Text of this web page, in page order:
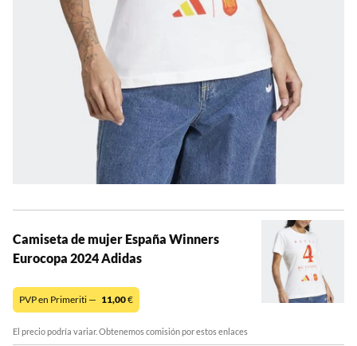
Camiseta de mujer España Winners
Eurocopa 2024 Adidas
PVP en Primeriti — 11,00€
El precio podría variar. Obtenemos comisión por estos enlaces